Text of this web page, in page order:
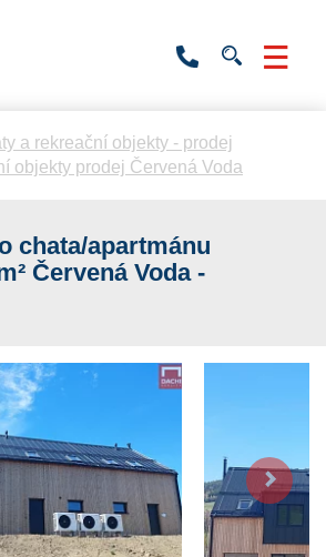
+420
a rekreační objekty - prodej
objekty prodej Červená Voda
chata/apartmánu
Červená Voda -